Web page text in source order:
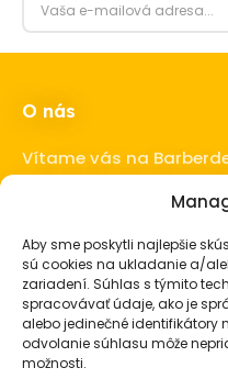
Aby sme poskytli najlepšie
sú cookies na ukladanie a/
zariadení. Súhlas s týmito
spracovávať údaje, ako je
alebo jedinečné identifikátory
odvolanie súhlasu môže
možnosti.
O nás
Vítame vás na